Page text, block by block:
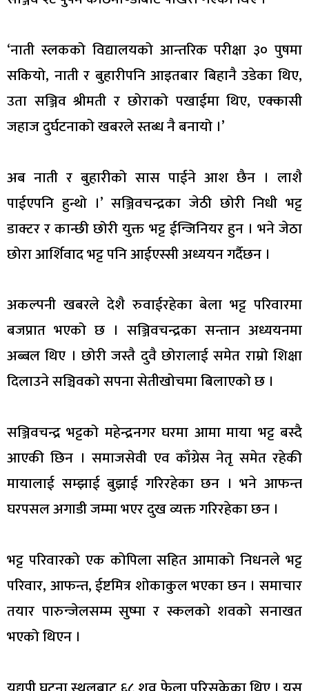
‘नाती स्लकको विद्यालयको आन्तरिक परीक्षा ३० पुषमा
सकियो, नाती र बुहारीपनि आइतबार बिहानै उडेका थिए,
उता सञ्जिव श्रीमती र छोराको पखाईमा थिए, एक्कासी
जहाज दुर्घटनाको खबरले स्तब्ध नै बनायो ।’
अब नाती र बुहारीको सास पाईने आश छैन । लाशै
पाईएपनि हुन्थो ।’ सञ्जिवचन्द्रका जेठी छोरी निधी भट्ट
डाक्टर र कान्छी छोरी युक्त भट्ट ईन्जिनियर हुन । भने जेठा
छोरा आर्शिवाद भट्ट पनि आईएस्सी अध्ययन गर्दैछन ।
अकल्पनी खबरले देशै रुवाईरहेका बेला भट्ट परिवारमा
बजप्रात भएको छ । सञ्जिवचन्द्रका सन्तान अध्ययनमा
अब्बल थिए । छोरी जस्तै दुवै छोरालाई समेत राम्रो शिक्षा
दिलाउने सञ्चिवको सपना सेतीखोचमा बिलाएको छ ।
सञ्जिवचन्द्र भट्टको महेन्द्रनगर घरमा आमा माया भट्ट बस्दै
आएकी छिन । समाजसेवी एव काँग्रेस नेतृ समेत रहेकी
मायालाई सम्झाई बुझाई गरिरहेका छन । भने आफन्त
घरपसल अगाडी जम्मा भएर दुख व्यक्त गरिरहेका छन ।
भट्ट परिवारको एक कोपिला सहित आमाको निधनले भट्ट
परिवार, आफन्त, ईष्टमित्र शोकाकुल भएका छन । समाचार
तयार पारुन्जेलसम्म सुष्मा र स्कलको शवको सनाखत
भएको थिएन ।